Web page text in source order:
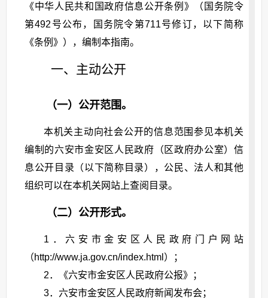
《中华人民共和国政府信息公开条例》（国务院令
第492号公布，国务院令第711号修订，以下简称
《条例》），编制本指南。
一、主动公开
（一）公开范围。
本机关主动向社会公开的信息范围参见本机关
编制的六安市金安区人民政府（区政府办公室）信
息公开目录（以下简称目录），公民、法人和其他
组织可以在本机关网站上查阅目录。
（二）公开形式。
1．六安市金安区人民政府门户网站
（http://www.ja.gov.cn/index.html）；
2．《六安市金安区人民政府公报》；
3．六安市金安区人民政府新闻发布会；